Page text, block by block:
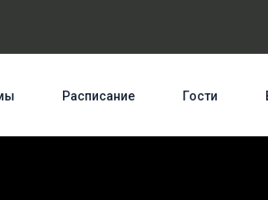
Расписание Гости